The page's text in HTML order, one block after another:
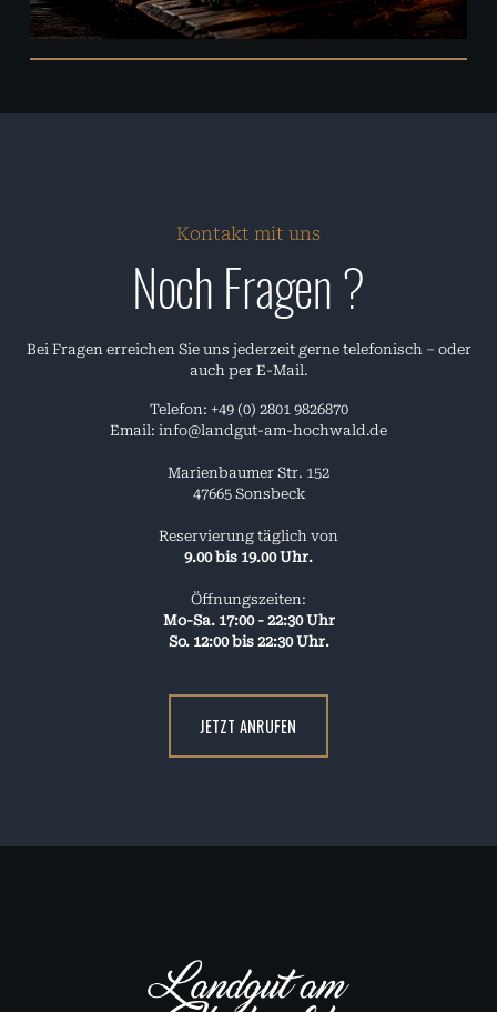
Kontakt mit uns
Noch Fragen ?
Bei Fragen erreichen Sie uns jederzeit gerne telefonisch – oder
auch per E-Mail.
Telefon: +49 (0) 2801 9826870
Email: info@landgut-am-hochwald.de
Marienbaumer Str. 152
47665 Sonsbeck
Reservierung täglich von
9.00 bis 19.00 Uhr.
Öffnungszeiten:
Mo-Sa. 17:00 - 22:30 Uhr
So. 12:00 bis 22:30 Uhr.
JETZT ANRUFEN